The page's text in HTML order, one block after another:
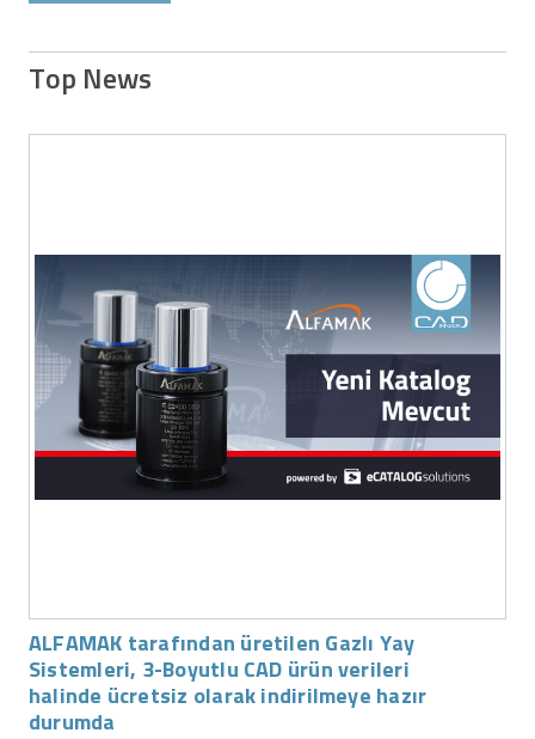
Top News
ALFAMAK tarafından üretilen Gazlı Yay
Sistemleri, 3-Boyutlu CAD ürün verileri
halinde ücretsiz olarak indirilmeye hazır
durumda